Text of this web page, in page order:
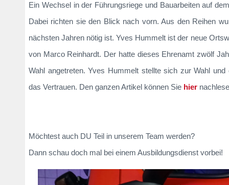
Ein Wechsel in der Führungsriege und Bauarbeiten auf
Dabei richten sie den Blick nach vorn. Aus den Reihen
nächsten Jahren nötig ist. Yves Hummelt ist der neue
von Marco Reinhardt. Der hatte dieses Ehrenamt zwölf
Wahl angetreten. Yves Hummelt stellte sich zur Wahl
das Vertrauen. Den ganzen Artikel können Sie hier
Möchtest auch DU Teil in unserem Team werden?
Dann schau doch mal bei einem Ausbildungsdienst vorbei!